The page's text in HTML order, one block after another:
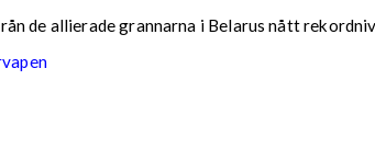
de allierade grannarna i Belarus nått